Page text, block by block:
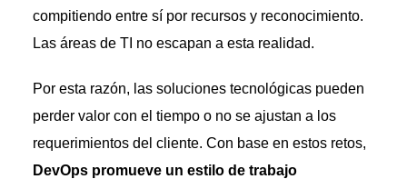
compitiendo entre sí por recursos y reconocimiento.
Las áreas de TI no escapan a esta realidad.
Por esta razón, las soluciones tecnológicas pueden
perder valor con el tiempo o no se ajustan a los
requerimientos del cliente. Con base en estos retos,
DevOps promueve un estilo de trabajo